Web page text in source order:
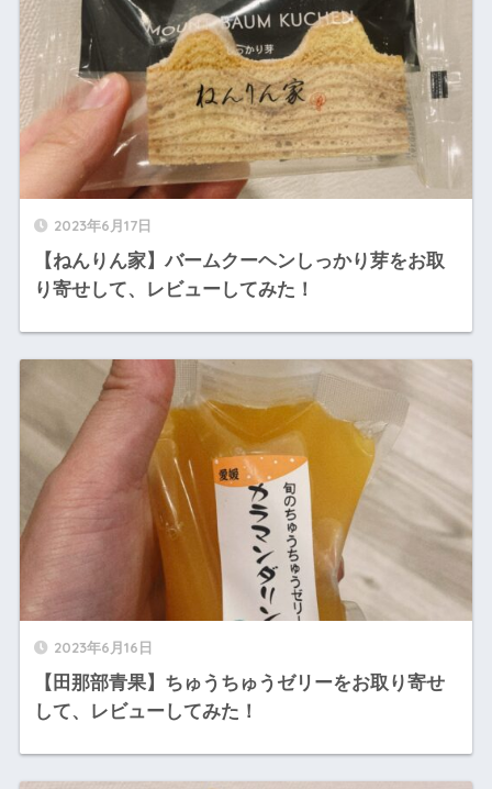
2023年6月17日
【ねんりん家】バームクーヘンしっかり芽をお取
り寄せして、レビューしてみた！
2023年6月16日
【田那部青果】ちゅうちゅうゼリーをお取り寄せ
して、レビューしてみた！